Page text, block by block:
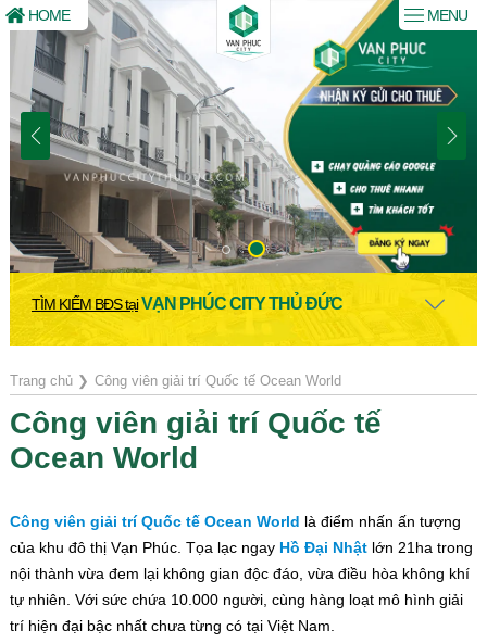
TÌM KIẾM BĐS tạiVẠN PHÚC CITY THỦ ĐỨC
Trang chủ❯ Công viên giải trí Quốc tế Ocean World
Công viên giải trí Quốc tế
Ocean World
Công viên giải trí Quốc tế Ocean World là điểm nhấn ấn tượng
của khu đô thị Vạn Phúc. Tọa lạc ngay Hồ Đại Nhậtlớn 21ha trong
nội thành vừa đem lại không gian độc đáo, vừa điều hòa không khí
tự nhiên. Với sức chứa 10.000 người, cùng hàng loạt mô hình giải
trí hiện đại bậc nhất chưa từng có tại Việt Nam.
HOME MENU